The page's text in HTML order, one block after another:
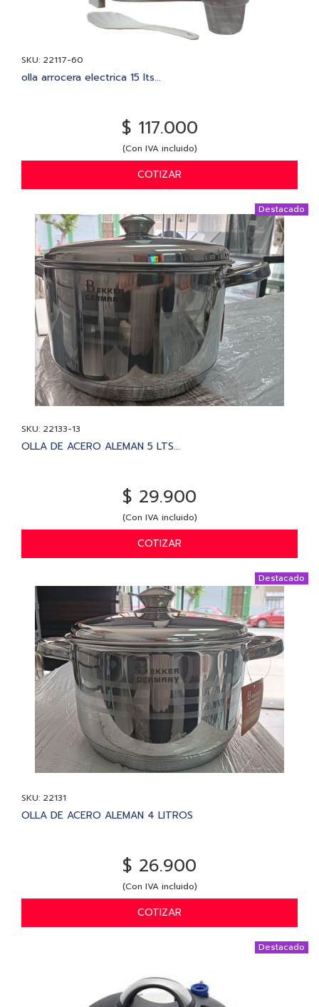
SKU: 22117-60
olla arrocera electrica 15 lts...
$ 117.000
(Con IVA incluido)
COTIZAR
Destacado
SKU: 22133-13
OLLA DE ACERO ALEMAN 5 LTS...
$ 29.900
(Con IVA incluido)
COTIZAR
Destacado
SKU: 22131
OLLA DE ACERO ALEMAN 4 LITROS
$ 26.900
(Con IVA incluido)
COTIZAR
Destacado